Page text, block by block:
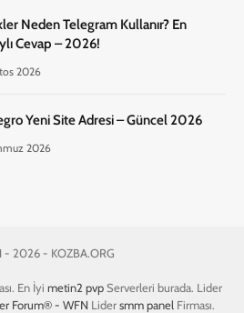
Neden Telegram Kullanır? En
Cevap – 2026!
2026
Yeni Site Adresi – Güncel 2026
2026
- 2026 - KOZBA.ORG
En İyi metin2 pvpServerleri burada. Lider
Forum® - WFN Lidersmm panel Firması.